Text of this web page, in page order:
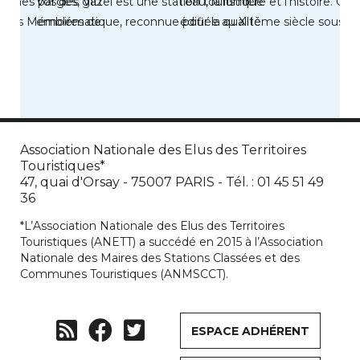
Mémoires de
emblématique, reconnue pour la qualitéédifiée au XIIème siècle sous
Association Nationale des Elus des Territoires
Touristiques*
47, quai d'Orsay - 75007 PARIS - Tél. : 01 45 51 49
36
*L’Association Nationale des Elus des Territoires
Touristiques (ANETT) a succédé en 2015 à l’Association
Nationale des Maires des Stations Classées et des
Communes Touristiques (ANMSCCT).
ESPACE ADHÉRENT